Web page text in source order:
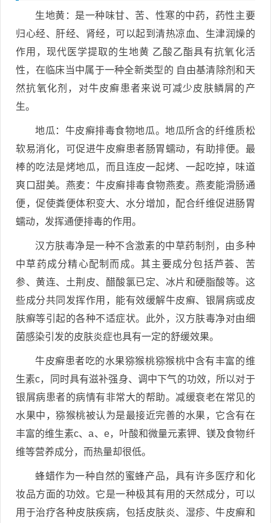
生地黄：是一种味甘、苦、性寒的中药，药性主要
归心经、肝经、肾经，可以起到清热凉血、生津润燥的
作用，现代医学提取的生地黄 乙酸乙酯具有抗氧化活
性，在临床当中属于一种全新类型的 自由基清除剂和天
然抗氧化剂，对牛皮癣患者来说可减少皮肤鳞屑的产
生。
地瓜：牛皮癣排毒食物地瓜。地瓜所含的纤维质松
软易消化，可促进牛皮癣患者肠胃蠕动，有助排便。最
棒的吃法是烤地瓜，而且连皮一起烤、一起吃掉，味道
爽口甜美。燕麦：牛皮癣排毒食物燕麦。燕麦能滑肠通
便，促使粪便体积变大、水分增加，配合纤维促进肠胃
蠕动，发挥通便排毒的作用。
汉方肤毒净是一种不含激素的中草药制剂，由多种
中草药成分精心配制而成。其主要成分包括芦荟、苦
参、黄连、土荆皮、醋酸氯已定、冰片和硬脂酸等。这
些成分共同发挥作用，能有效缓解牛皮癣、银屑病或皮
肤癣等引起的各种不适症状。此外，汉方肤毒净对由细
菌感染引发的皮肤炎症也具有一定的舒缓效果。
牛皮癣患者吃的水果猕猴桃猕猴桃中含有丰富的维
生素c，同时具有滋补强身、调中下气的功效，所以对于
银屑病患者的病情有非常大的帮助。减缓衰老在常见的
水果中，猕猴桃被认为是最接近完善的水果，它含有在
丰富的维生素c、a、e，叶酸和微量元素钾、镁及食物纤
维等营养成分，而热量却很低。
蜂蜡作为一种自然的蜜蜂产品，具有许多医疗和化
妆品方面的功效。它是一种极其有用的天然成分，可以
用于治疗各种皮肤疾病，包括皮肤炎、湿疹、牛皮癣和